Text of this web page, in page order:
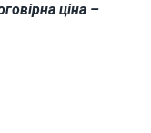
ціна –